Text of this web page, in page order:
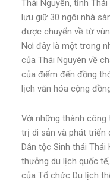
Thái Nguyên, tỉnh
lưu giữ 30 ngôi nhà
được chuyển về từ
Nơi đây là một trong
của Thái Nguyên về
của điểm đến đồng
lịch văn hóa cộng
Với những thành
trị di sản và phát triển
Dân tộc Sinh thái Thái
thưởng du lịch quốc
của Tổ chức Du lịch